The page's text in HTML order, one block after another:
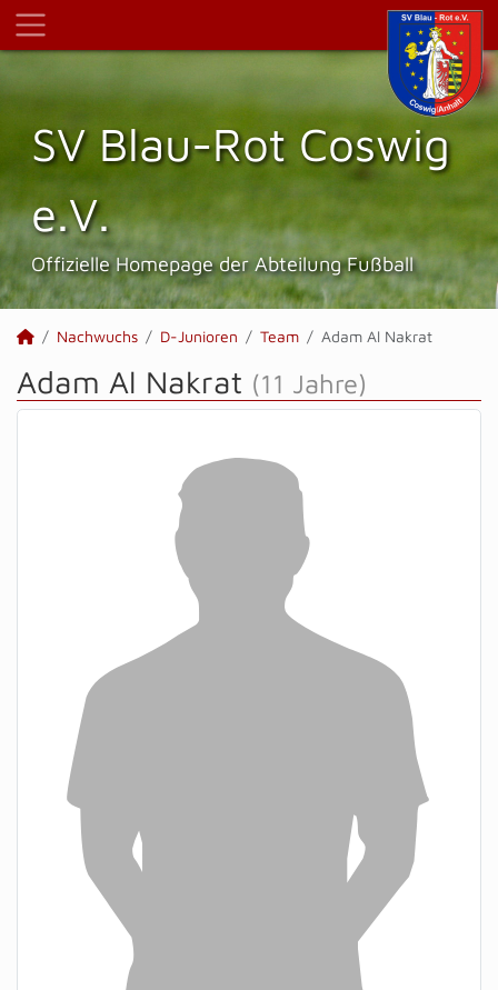
SV Blau-Rot Coswig
e.V.
Offizielle Homepage der Abteilung Fußball
Nachwuchs D-Junioren Team Adam Al Nakrat
Adam Al Nakrat (11 Jahre)